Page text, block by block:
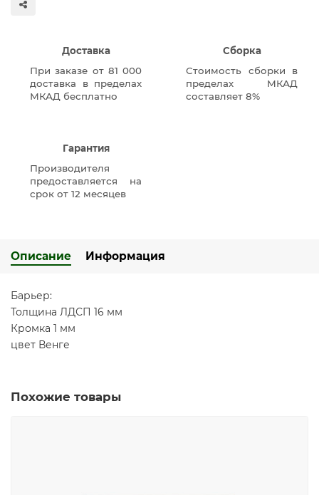
Доставка
При заказе от 81 000
доставка в пределах
МКАД бесплатно
Сборка
Стоимость сборки в
пределах МКАД
составляет 8%
Гарантия
Производителя
предоставляется на
срок от 12 месяцев
Описание Информация
Барьер:
Толщина ЛДСП 16 мм
Кромка 1 мм
цвет Венге
Похожие товары